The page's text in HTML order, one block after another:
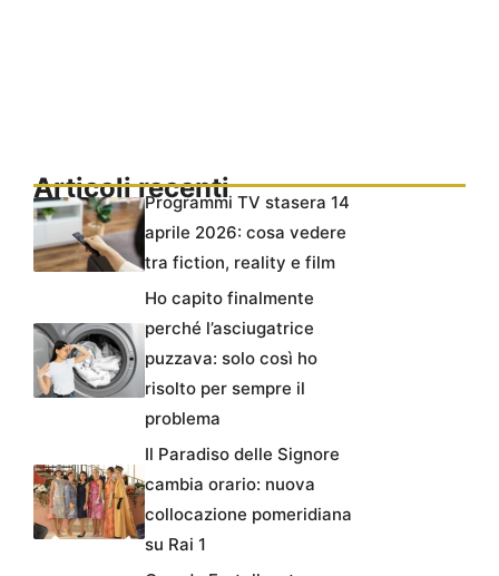
Articoli recentiProgrammi TV stasera 14
aprile 2026: cosa vedere
tra fiction, reality e film
Ho capito finalmente
perché l’asciugatrice
puzzava: solo così ho
risolto per sempre il
problema
Il Paradiso delle Signore
cambia orario: nuova
collocazione pomeridiana
su Rai 1